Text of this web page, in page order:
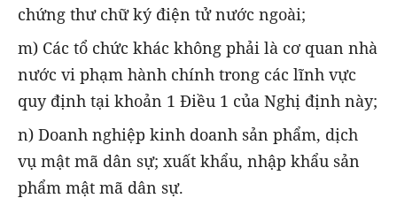
chứng thư chữ ký điện tử nước ngoài;
m) Các tổ chức khác không phải là cơ quan nhà
nước vi phạm hành chính trong các lĩnh vực
quy định tại khoản 1 Điều 1 của Nghị định này;
n) Doanh nghiệp kinh doanh sản phẩm, dịch
vụ mật mã dân sự; xuất khẩu, nhập khẩu sản
phẩm mật mã dân sự.